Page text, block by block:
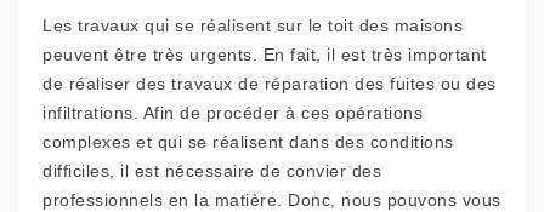
Les travaux qui se réalisent sur le toit des maisons
peuvent être très urgents. En fait, il est très important
de réaliser des travaux de réparation des fuites ou des
infiltrations. Afin de procéder à ces opérations
complexes et qui se réalisent dans des conditions
difficiles, il est nécessaire de convier des
professionnels en la matière. Donc, nous pouvons vous